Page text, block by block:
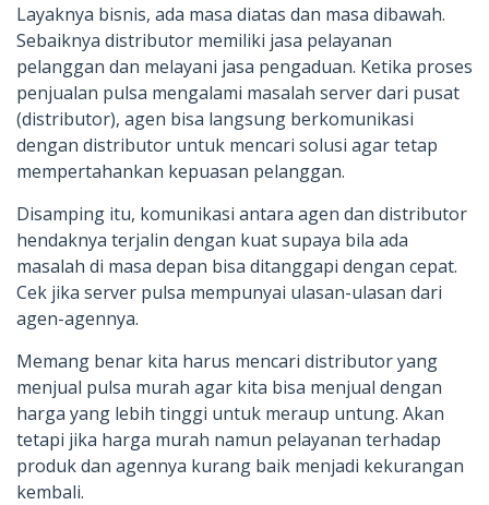
Layaknya bisnis, ada masa diatas dan masa dibawah.
Sebaiknya distributor memiliki jasa pelayanan
pelanggan dan melayani jasa pengaduan. Ketika proses
penjualan pulsa mengalami masalah server dari pusat
(distributor), agen bisa langsung berkomunikasi
dengan distributor untuk mencari solusi agar tetap
mempertahankan kepuasan pelanggan.
Disamping itu, komunikasi antara agen dan distributor
hendaknya terjalin dengan kuat supaya bila ada
masalah di masa depan bisa ditanggapi dengan cepat.
Cek jika server pulsa mempunyai ulasan-ulasan dari
agen-agennya.
Memang benar kita harus mencari distributor yang
menjual pulsa murah agar kita bisa menjual dengan
harga yang lebih tinggi untuk meraup untung. Akan
tetapi jika harga murah namun pelayanan terhadap
produk dan agennya kurang baik menjadi kekurangan
kembali.